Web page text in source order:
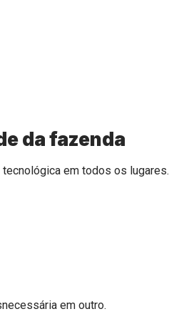
da fazenda
em todos os lugares.
em outro.